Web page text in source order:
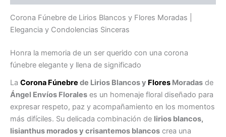
Corona Fúnebre de Lirios Blancos y Flores Moradas |
Elegancia y Condolencias Sinceras
Honra la memoria de un ser querido con una corona
fúnebre elegante y llena de significado
La Corona Fúnebre de Lirios Blancos y Flores Moradas de
Ángel Envíos Florales es un homenaje floral diseñado para
expresar respeto, paz y acompañamiento en los momentos
más difíciles. Su delicada combinación de lirios blancos,
lisianthus morados y crisantemos blancos crea una